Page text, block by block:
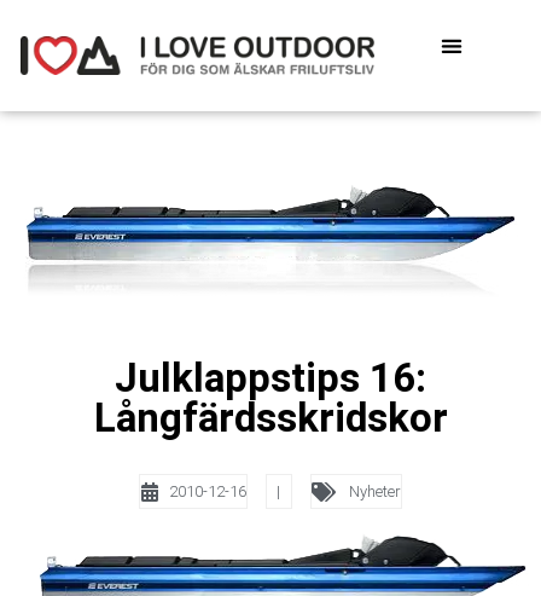
Julklappstips 16:
Långfärdsskridskor
2010-12-16 | Nyheter